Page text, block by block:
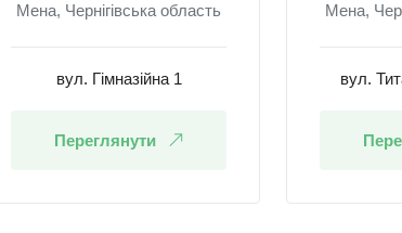
Мена, Чернігівська область
вул. Гімназійна 1
Переглянути
Мена,
вул.